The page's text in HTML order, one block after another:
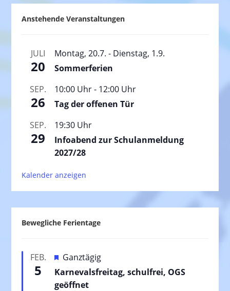
Anstehende Veranstaltungen
JULI
20
Montag, 20.7. - Dienstag, 1.9.
Sommerferien
SEP.
26
10:00 Uhr- 12:00 Uhr
Tag der offenen Tür
SEP.
29
19:30 Uhr
Infoabend zur Schulanmeldung
2027/28
Kalender anzeigen
Bewegliche Ferientage
FEB.
5
H
e
r
Ganztägig
Karnevalsfreitag, schulfrei, OGS
geöffnet